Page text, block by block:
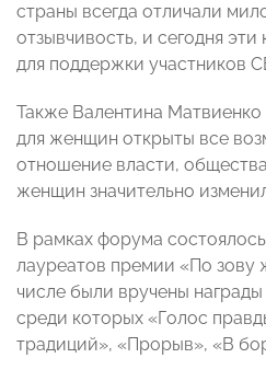
страны всегда отличали
отзывчивость, и сегодня
для поддержки участников
Также Валентина
для женщин открыты все
отношение власти,
женщин значительно
В рамках форума
лауреатов премии «По зову
числе были вручены
среди которых «Голос
традиций», «Прорыв», «В